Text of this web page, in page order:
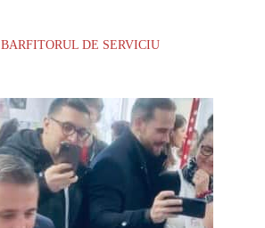
BARFITORUL DE SERVICIU